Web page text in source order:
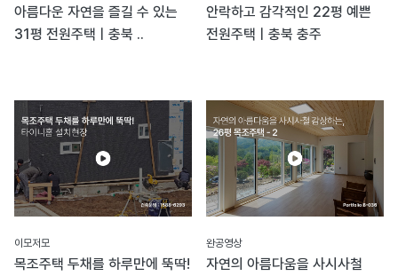
아름다운 자연을 즐길 수 있는
31평 전원주택ㅣ충북 ..
안락하고 감각적인 22평 예쁜
전원주택ㅣ충북 충주
이모저모
목조주택 두채를 하루만에 뚝딱!
완공영상
자연의 아름다움을 사시사철